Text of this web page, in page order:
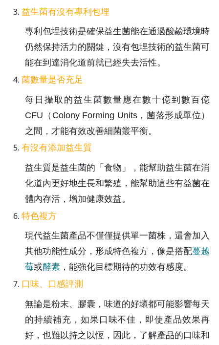
益生菌有沒有專利包埋
專利包埋技術是確保益生菌能在通過酸鹼環境時
仍然保持活力的關鍵，沒有包埋技術的益生菌可
能在到達消化道前就已經失去活性。
菌數量是否充足
每日攝取的益生菌數量應在數十億到數百億
CFU（Colony Forming Units，菌落形成單位）
之間，才能有效改善細菌叢平衡。
有沒有添加益生質
益生質是益生菌的「食物」，能幫助益生菌在消
化道內更好地生長和繁殖，能幫助這些有益菌在
體內存活，增加健康效益。
特色複方
現代益生菌產品不僅僅提供單一菌株，還會加入
其他功能性成分，形成特色複方，像是搭配蔓越
莓或酵素，能強化目標期待的功效有感度。
口味、口感評測
無論是粉末、膠囊，味道的好壞都可能影響每天
的持續補充，如果口味不佳，即使產品效果再
好，也難以持之以恆，因此，了解產品的口味和